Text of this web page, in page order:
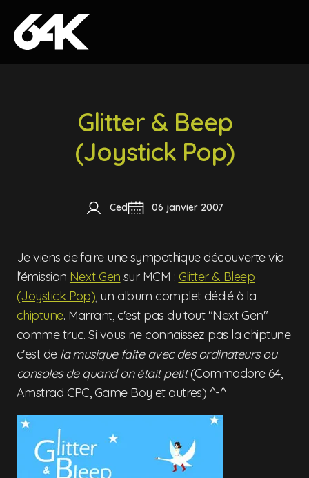
Skip to content
Glitter & Beep
(Joystick Pop)
Ced 06 janvier 2007
Je viens de faire une sympathique découverte via
l'émission Next Gen sur MCM : Glitter & Bleep
(Joystick Pop), un album complet dédié à la
chiptune. Marrant, c'est pas du tout "Next Gen"
comme truc. Si vous ne connaissez pas la chiptune
c'est de la musique faite avec des ordinateurs ou
consoles de quand on était petit(Commodore 64,
Amstrad CPC, Game Boy et autres) ^-^